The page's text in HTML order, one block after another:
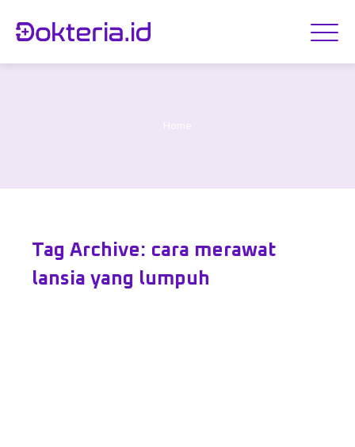
Home
Tag Archive: cara merawat
lansia yang lumpuh